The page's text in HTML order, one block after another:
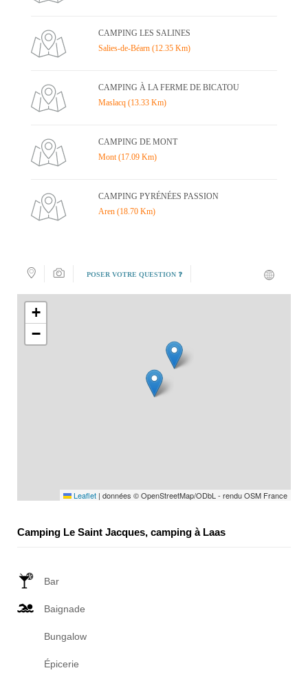
CAMPING LES SALINES
Salies-de-Béarn (12.35 Km)
CAMPING À LA FERME DE BICATOU
Maslacq (13.33 Km)
CAMPING DE MONT
Mont (17.09 Km)
CAMPING PYRÉNÉES PASSION
Aren (18.70 Km)
POSER VOTRE QUESTION ❓
+
−
Leaflet | données © OpenStreetMap/ODbL - rendu OSM France
Camping Le Saint Jacques, camping à Laas
Bar
Baignade
Bungalow
Épicerie